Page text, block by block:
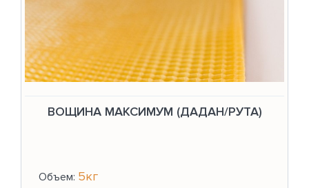
ВОЩИНА МАКСИМУМ (ДАДАН/РУТА)
Объем: 5кг